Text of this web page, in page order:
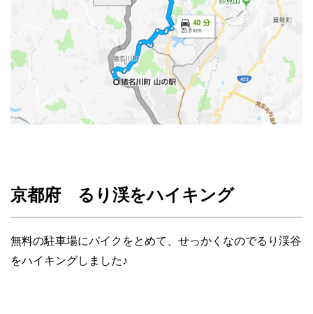
京都府 るり渓をハイキング
無料の駐車場にバイクをとめて、せっかくなのでるり渓谷
をハイキングしました♪